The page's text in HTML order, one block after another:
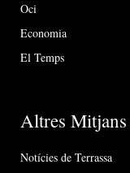
Oci
Economia
El Temps
Altres Mitjans
Notícies de Terrassa